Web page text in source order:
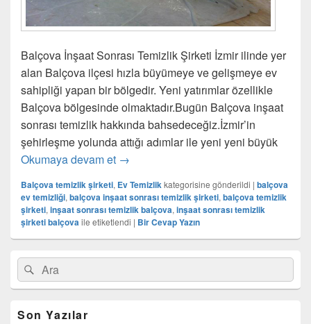
Balçova İnşaat Sonrası Temizlik Şirketi İzmir ilinde yer
alan Balçova ilçesi hızla büyümeye ve gelişmeye ev
sahipliği yapan bir bölgedir. Yeni yatırımlar özellikle
Balçova bölgesinde olmaktadır.Bugün Balçova inşaat
sonrası temizlik hakkında bahsedeceğiz.İzmir’in
şehirleşme yolunda attığı adımlar ile yeni yeni büyük
Okumaya devam et Balçova İnşaat Sonrası Temizlik Şirketi
→
Balçova temizlik şirketi, Ev Temizlikkategorisine gönderildi | balçova
ev temizliği, balçova inşaat sonrası temizlik şirketi, balçova temizlik
şirketi, inşaat sonrası temizlik balçova, inşaat sonrası temizlik
şirketi balçovaile etiketlendi | Bir Cevap Yazın
Birincil
yan
bar
eklenti
Search
for:
Ara
Son Yazılar